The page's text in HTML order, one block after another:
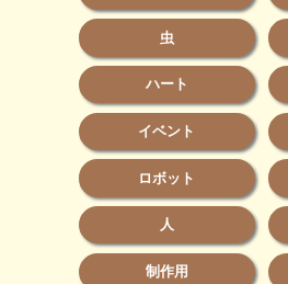
虫
ハート
イベント
ロボット
人
制作用